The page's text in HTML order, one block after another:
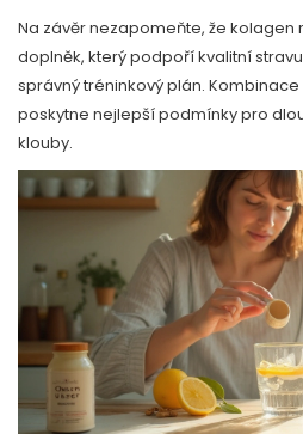
Na závěr nezapomeňte, že kolagen
doplněk, který podpoří kvalitní
správný tréninkový plán.
poskytne nejlepší podmínky pro
klouby.